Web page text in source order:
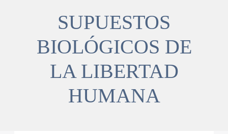
SUPUESTOS
BIOLÓGICOS DE
LA LIBERTAD
HUMANA